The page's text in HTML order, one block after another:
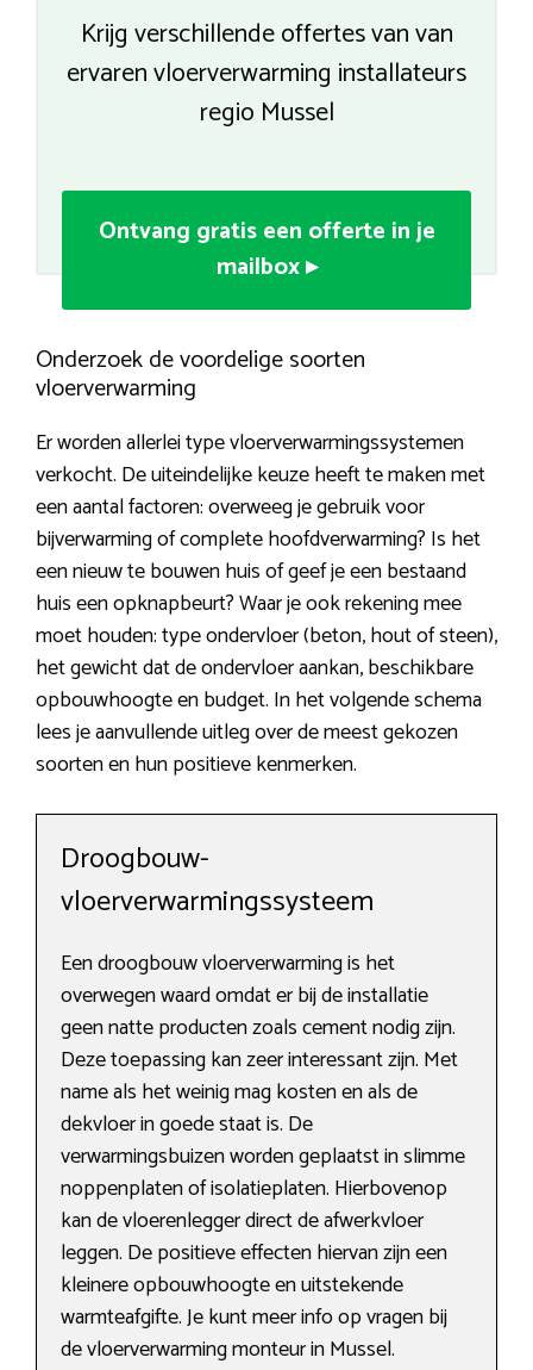
Krijg verschillende offertes van van
ervaren vloerverwarming installateurs
regio Mussel
Ontvang gratis een offerte in je
mailbox ▸
Onderzoek de voordelige soorten
vloerverwarming
Er worden allerlei type vloerverwarmingssystemen
verkocht. De uiteindelijke keuze heeft te maken met
een aantal factoren: overweeg je gebruik voor
bijverwarming of complete hoofdverwarming? Is het
een nieuw te bouwen huis of geef je een bestaand
huis een opknapbeurt? Waar je ook rekening mee
moet houden: type ondervloer (beton, hout of steen),
het gewicht dat de ondervloer aankan, beschikbare
opbouwhoogte en budget. In het volgende schema
lees je aanvullende uitleg over de meest gekozen
soorten en hun positieve kenmerken.
Droogbouw-
vloerverwarmingssysteem
Een droogbouw vloerverwarming is het
overwegen waard omdat er bij de installatie
geen natte producten zoals cement nodig zijn.
Deze toepassing kan zeer interessant zijn. Met
name als het weinig mag kosten en als de
dekvloer in goede staat is. De
verwarmingsbuizen worden geplaatst in slimme
noppenplaten of isolatieplaten. Hierbovenop
kan de vloerenlegger direct de afwerkvloer
leggen. De positieve effecten hiervan zijn een
kleinere opbouwhoogte en uitstekende
warmteafgifte. Je kunt meer info op vragen bij
de vloerverwarming monteur in Mussel.